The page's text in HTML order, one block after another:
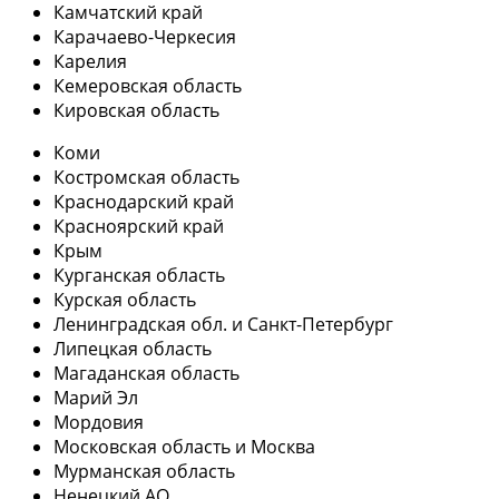
Камчатский край
Карачаево-Черкесия
Карелия
Кемеровская область
Кировская область
Коми
Костромская область
Краснодарский край
Красноярский край
Крым
Курганская область
Курская область
Ленинградская обл. и Санкт-Петербург
Липецкая область
Магаданская область
Марий Эл
Мордовия
Московская область и Москва
Мурманская область